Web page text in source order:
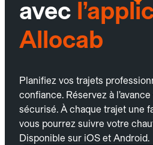
avec
Allocab
Planifiez vos trajets
confiance. Réservez à
sécurisé. À chaque trajet une
vous pourrez suivre votre
Disponible sur iOS et Android.